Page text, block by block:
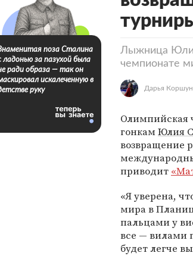
Лыжница Юлия
чемпионате
Дарья
гонкамЮлия
возвращение
приводит
«Я уверена,
мира в
пальцами у
все — вилами
будет легче
поза Сталина
ладонью за пазухой была
ради образа — так он
искалеченную в
руку